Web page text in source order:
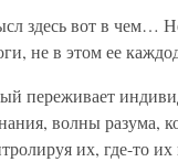
здесь вот в чем…
не в этом ее
переживает
волны разума,
их, где-то